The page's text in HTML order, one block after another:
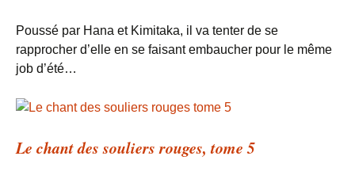
Poussé par Hana et Kimitaka, il va tenter de se
rapprocher d’elle en se faisant embaucher pour le même
job d’été…
Le chant des souliers rouges, tome 5